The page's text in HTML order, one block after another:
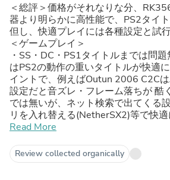
＜総評＞価格がそれなりな分、
器より明らかに高性能で、PS2タイト
但し、快適プレイには各種設定と試
＜ゲームプレイ＞
・SS・DC・PS1タイトルまでは問
はPS2の動作の重いタイトルが快適
イントで、例えばOutun 2006 C2C
設定だと音ズレ・フレーム落ちが 酷
では無いが、ネット検索で出てくる
リを入れ替える(NetherSX2)等で快
能。タイトル毎に個別設定する必要が
を変えればもっと快適になるかも知
＜端末＞
搭載SoCが廉価版スマホにも使われ
Read More
Review collected organically